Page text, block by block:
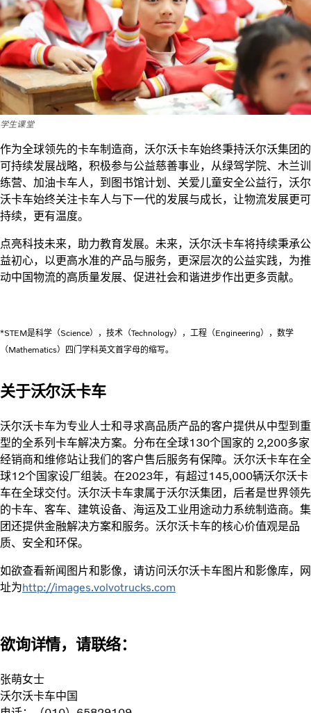
学生课堂
作为全球领先的卡车制造商，沃尔沃卡车始终秉持沃尔沃集团的
可持续发展战略，积极参与公益慈善事业，从绿驾学院、木兰训
练营、加油卡车人，到图书馆计划、关爱儿童安全公益行，沃尔
沃卡车始终关注卡车人与下一代的发展与成长，让物流发展更可
持续，更有温度。
点亮科技未来，助力教育发展。未来，沃尔沃卡车将持续秉承公
益初心，以更高水准的产品与服务，更深层次的公益实践，为推
动中国物流的高质量发展、促进社会和谐进步作出更多贡献。
*STEM是科学（Science），技术（Technology），工程（Engineering），数学
（Mathematics）四门学科英文首字母的缩写。
关于沃尔沃卡车
沃尔沃卡车为专业人士和寻求高品质产品的客户提供从中型到重
型的全系列卡车解决方案。分布在全球130个国家的 2,200多家
经销商和维修站让我们的客户售后服务有保障。沃尔沃卡车在全
球12个国家设厂组装。在2023年，有超过145,000辆沃尔沃卡
车在全球交付。沃尔沃卡车隶属于沃尔沃集团，后者是世界领先
的卡车、客车、建筑设备、海运及工业用途动力系统制造商。集
团还提供金融解决方案和服务。沃尔沃卡车的核心价值观是品
质、安全和环保。
如欲查看新闻图片和影像，请访问沃尔沃卡车图片和影像库，网
址为http://images.volvotrucks.com
欲询详情，请联络：
张萌女士
沃尔沃卡车中国